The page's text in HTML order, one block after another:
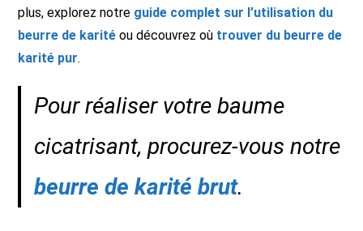
plus, explorez notre guide complet sur l’utilisation du
beurre de karité ou découvrez où trouver du beurre de
karité pur.
Pour réaliser votre baume
cicatrisant, procurez-vous notre
beurre de karité brut.